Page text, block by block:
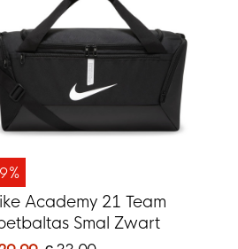
Academy 21 Team
Smal Zwart